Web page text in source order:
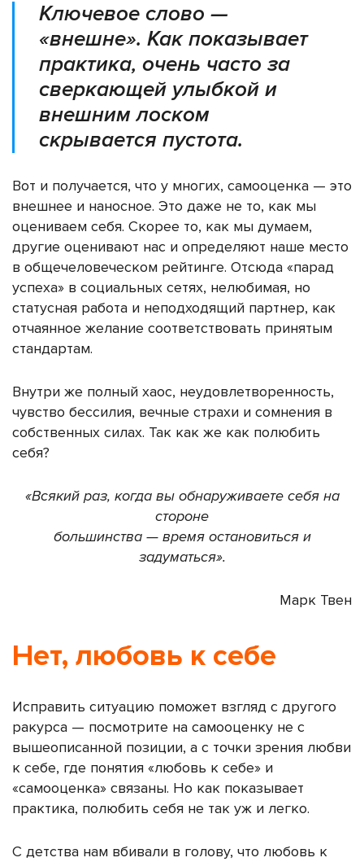
Ключевое слово —
«внешне». Как показывает
практика, очень часто за
сверкающей улыбкой и
внешним лоском
скрывается пустота.
Вот и получается, что у многих, самооценка — это
внешнее и наносное. Это даже не то, как мы
оцениваем себя. Скорее то, как мы думаем,
другие оценивают нас и определяют наше место
в общечеловеческом рейтинге. Отсюда «парад
успеха» в социальных сетях, нелюбимая, но
статусная работа и неподходящий партнер, как
отчаянное желание соответствовать принятым
стандартам.
Внутри же полный хаос, неудовлетворенность,
чувство бессилия, вечные страхи и сомнения в
собственных силах. Так как же как полюбить
себя?
«Всякий раз, когда вы обнаруживаете себя на
стороне
большинства — время остановиться и
задуматься».
Марк Твен
Нет, любовь к себе
Исправить ситуацию поможет взгляд с другого
ракурса — посмотрите на самооценку не с
вышеописанной позиции, а с точки зрения любви
к себе, где понятия «любовь к себе» и
«самооценка» связаны. Но как показывает
практика, полюбить себя не так уж и легко.
С детства нам вбивали в голову, что любовь к